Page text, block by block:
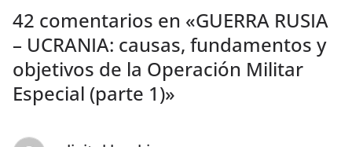
42 comentarios en «GUERRA RUSIA
– UCRANIA: causas, fundamentos y
objetivos de la Operación Militar
Especial (parte 1)»